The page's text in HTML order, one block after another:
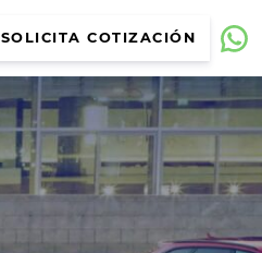
SOLICITA COTIZACIÓN